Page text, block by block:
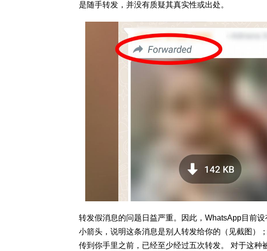
是随手转发，并没有质疑其真实性或出处。
转发假消息的问题日益严重。因此，WhatsApp目前
小箭头，说明这条消息是别人转发给你的（见截图）
传到你手里之前，已经至少经过五次转发。 对于这